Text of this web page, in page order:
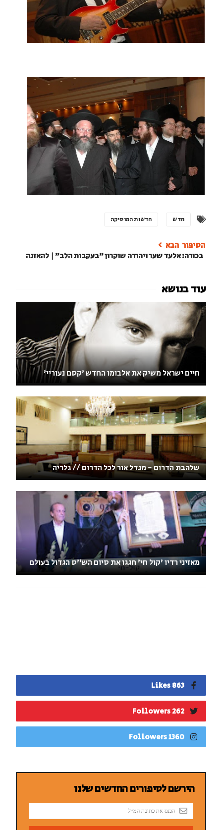
חדש חדשות המוסיקה
בכורה: אלעד שער ויהודה שוקרון "בעקבות הלב" | להאזנה
חיים ישראל משיק את אלבומו החדש 'קסם נעוריי'
שלהבת הדרום - מגדל אור לכל הדרום // גלריה
מאזיני רדיו 'קול חי' חגגו את סיום הש''ס הגדול בעולם
863 Likes
262 Followers
1360 Followers